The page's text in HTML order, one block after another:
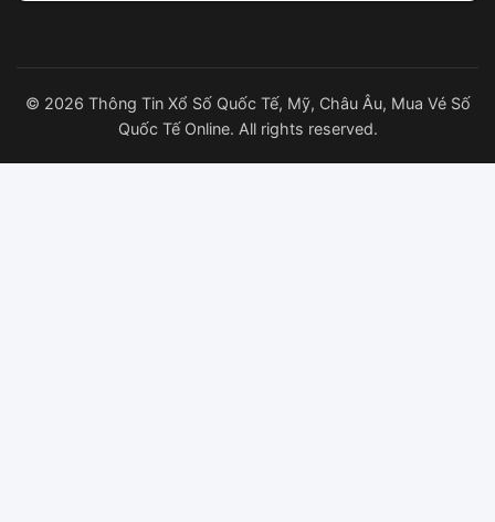
© 2026 Thông Tin Xổ Số Quốc Tế, Mỹ, Châu Âu, Mua Vé Số
Quốc Tế Online. All rights reserved.